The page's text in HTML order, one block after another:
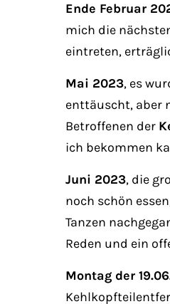
Ende Februar
mich die
eintreten,
Mai 2023, es
enttäuscht, aber
Betroffenen der
ich bekommen
Juni 2023, die
noch schön
Tanzen
Reden und ein
Montag der